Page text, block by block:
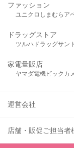
ファッション
ユニクロ しまむら ア
ドラッグストア
ツルハドラッグサン
家電量販店
ヤマダ電機ビックカ
運営会社
店舗・販促ご担当